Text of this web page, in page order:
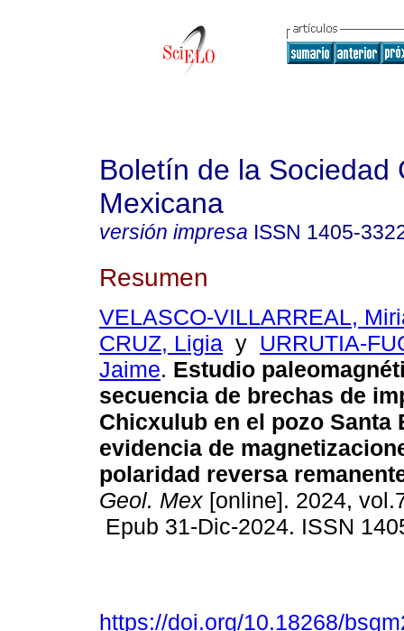
Boletín de la Sociedad
Mexicana
versión impresa ISSN 1405-
Resumen
VELASCO-VILLARREAL,
CRUZ, Ligia y URRUTIA-
Jaime. Estudio
secuencia de brechas de
Chicxulub en el pozo Santa
evidencia de
polaridad reversa
Geol. Mex [online]. 2024,
Epub 31-Dic-2024. ISSN
https://doi.org/10.18268/